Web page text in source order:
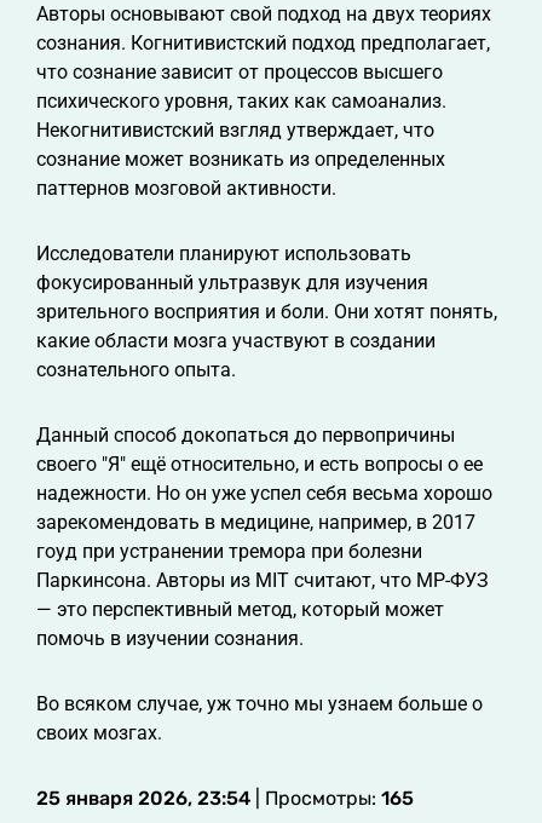
Авторы основывают свой подход на двух теориях
сознания. Когнитивистский подход предполагает,
что сознание зависит от процессов высшего
психического уровня, таких как самоанализ.
Некогнитивистский взгляд утверждает, что
сознание может возникать из определенных
паттернов мозговой активности.
Исследователи планируют использовать
фокусированный ультразвук для изучения
зрительного восприятия и боли. Они хотят понять,
какие области мозга участвуют в создании
сознательного опыта.
Данный способ докопаться до первопричины
своего "Я" ещё относительно, и есть вопросы о ее
надежности. Но он уже успел себя весьма хорошо
зарекомендовать в медицине, например, в 2017
гоуд при устранении тремора при болезни
Паркинсона. Авторы из MIT считают, что МР-ФУЗ
— это перспективный метод, который может
помочь в изучении сознания.
Во всяком случае, уж точно мы узнаем больше о
своих мозгах.
25 января 2026, 23:54 | Просмотры: 165